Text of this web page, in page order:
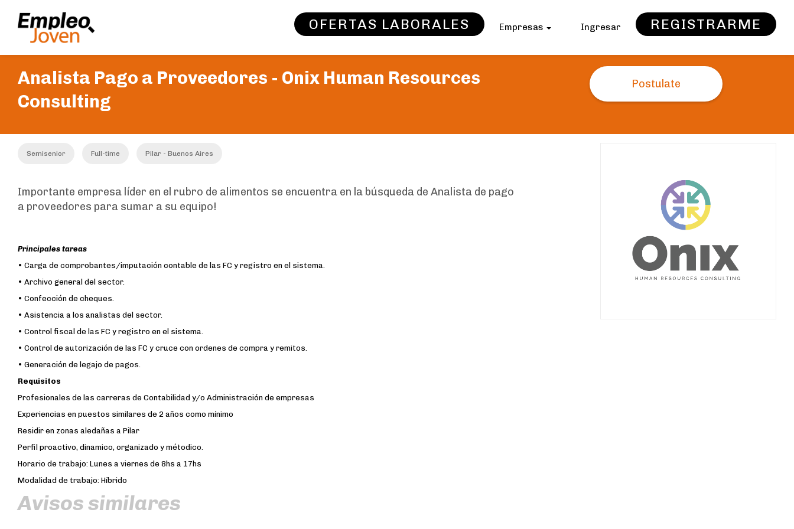
OFERTAS LABORALES Empresas Ingresar REGISTRARME
Analista Pago a Proveedores - Onix Human Resources
Consulting
Postulate
Semisenior Full-time Pilar - Buenos Aires
Importante empresa líder en el rubro de alimentos se encuentra en la búsqueda de Analista de pago
a proveedores para sumar a su equipo!
Principales tareas
• Carga de comprobantes/imputación contable de las FC y registro en el sistema.
• Archivo general del sector.
• Confección de cheques.
• Asistencia a los analistas del sector.
• Control fiscal de las FC y registro en el sistema.
• Control de autorización de las FC y cruce con ordenes de compra y remitos.
• Generación de legajo de pagos.
Requisitos
Profesionales de las carreras de Contabilidad y/o Administración de empresas
Experiencias en puestos similares de 2 años como mínimo
Residir en zonas aledañas a Pilar
Perfil proactivo, dinamico, organizado y métodico.
Horario de trabajo: Lunes a viernes de 8hs a 17hs
Modalidad de trabajo: Híbrido
Avisos similares